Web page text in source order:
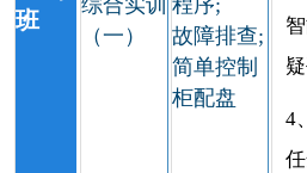
班
综合实训
（一）
程序;
故障排查;
简单控制
柜配盘
4